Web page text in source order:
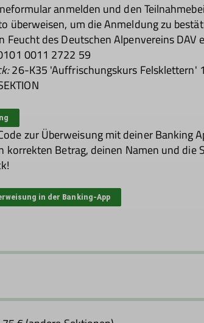
anmelden und den
überweisen, um die Anmeldung zu
Feucht des Deutschen Alpenvereins DAV
0011 2722 59
26-K35 'Auffrischungskurs Felsklettern'
zur Überweisung mit deiner Banking
korrekten Betrag, deinen Namen und die
in der Banking-App